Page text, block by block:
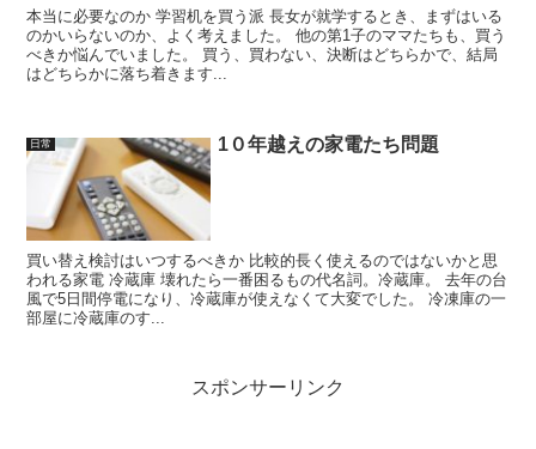
本当に必要なのか 学習机を買う派 長女が就学するとき、まずはいる
のかいらないのか、よく考えました。 他の第1子のママたちも、買う
べきか悩んでいました。 買う、買わない、決断はどちらかで、結局
はどちらかに落ち着きます...
日常 1０年越えの家電たち問題
買い替え検討はいつするべきか 比較的長く使えるのではないかと思
われる家電 冷蔵庫 壊れたら一番困るもの代名詞。冷蔵庫。 去年の台
風で5日間停電になり、冷蔵庫が使えなくて大変でした。 冷凍庫の一
部屋に冷蔵庫のす...
スポンサーリンク